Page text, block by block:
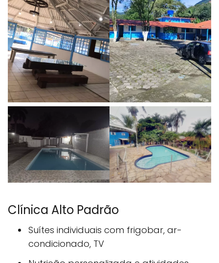
Clínica Alto Padrão
Suítes individuais com frigobar, ar-
condicionado, TV